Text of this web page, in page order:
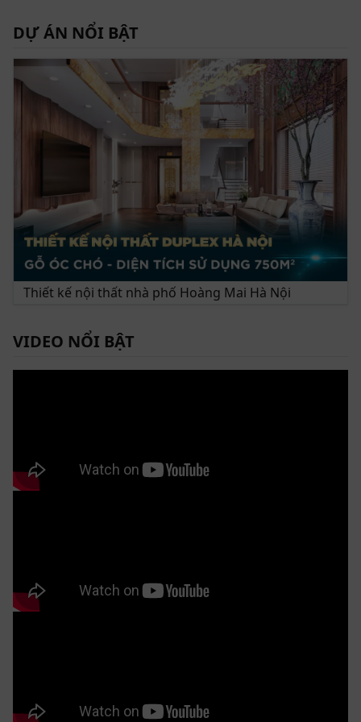
Đặc điểm nổi bật của bàn trà gỗ óc chó ZB 168
nổi bật với các đường vân tự nhiên, mềm mại, uyển
chuyển đầy cuốn hút. Phần khung bàn được chế tác từ
Từng đường nét, từng góc cạnh của ZB 168 đều mang hơi thở
nu được lựa chọn kỹ lưỡng cho 4 góc bàn, mang lại sự
DỰ ÁN NỔI BẬT
Thiết kế nội thất nhà phố Hoàng Mai Hà Nội
VIDEO NỔI BẬT